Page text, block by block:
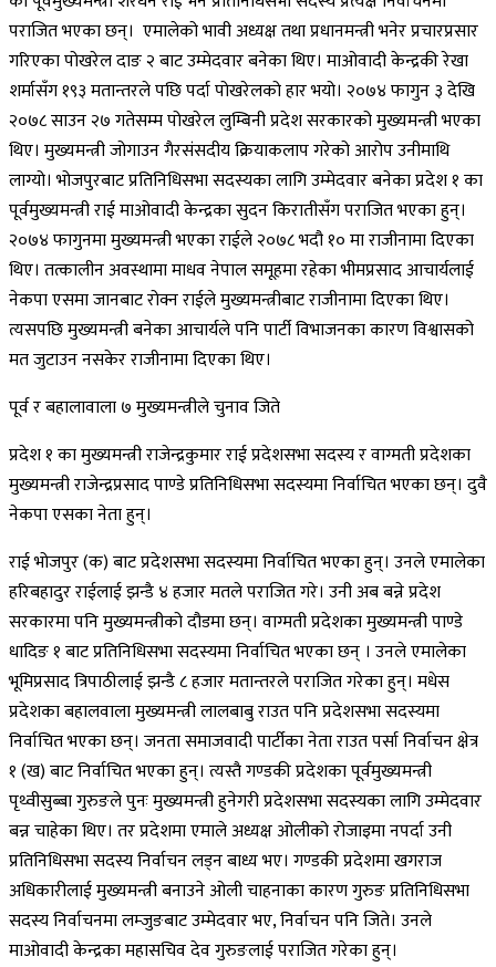
पराजित भएका छन्। एमालेको भावी अध्यक्ष तथा प्रधानमन्त्री भनेर प्रचारप्रसार
गरिएका पोखरेल दाङ २ बाट उम्मेदवार बनेका थिए। माओवादी केन्द्रकी रेखा
शर्मासँग १९३ मतान्तरले पछि पर्दा पोखरेलको हार भयो। २०७४ फागुन ३ देखि
२०७८ साउन २७ गतेसम्म पोखरेल लुम्बिनी प्रदेश सरकारको मुख्यमन्त्री भएका
थिए। मुख्यमन्त्री जोगाउन गैरसंसदीय क्रियाकलाप गरेको आरोप उनीमाथि
लाग्यो। भोजपुरबाट प्रतिनिधिसभा सदस्यका लागि उम्मेदवार बनेका प्रदेश १ का
पूर्वमुख्यमन्त्री राई माओवादी केन्द्रका सुदन किरातीसँग पराजित भएका हुन्।
२०७४ फागुनमा मुख्यमन्त्री भएका राईले २०७८ भदौ १० मा राजीनामा दिएका
थिए। तत्कालीन अवस्थामा माधव नेपाल समूहमा रहेका भीमप्रसाद आचार्यलाई
नेकपा एसमा जानबाट रोक्न राईले मुख्यमन्त्रीबाट राजीनामा दिएका थिए।
त्यसपछि मुख्यमन्त्री बनेका आचार्यले पनि पार्टी विभाजनका कारण विश्वासको
मत जुटाउन नसकेर राजीनामा दिएका थिए।
पूर्व र बहालावाला ७ मुख्यमन्त्रीले चुनाव जिते
प्रदेश १ का मुख्यमन्त्री राजेन्द्रकुमार राई प्रदेशसभा सदस्य र वाग्मती प्रदेशका
मुख्यमन्त्री राजेन्द्रप्रसाद पाण्डे प्रतिनिधिसभा सदस्यमा निर्वाचित भएका छन्। दुवै
नेकपा एसका नेता हुन्।
राई भोजपुर (क) बाट प्रदेशसभा सदस्यमा निर्वाचित भएका हुन्। उनले एमालेका
हरिबहादुर राईलाई झन्डै ४ हजार मतले पराजित गरे। उनी अब बन्ने प्रदेश
सरकारमा पनि मुख्यमन्त्रीको दौडमा छन्। वाग्मती प्रदेशका मुख्यमन्त्री पाण्डे
धादिङ १ बाट प्रतिनिधिसभा सदस्यमा निर्वाचित भएका छन् । उनले एमालेका
भूमिप्रसाद त्रिपाठीलाई झन्डै ८ हजार मतान्तरले पराजित गरेका हुन्। मधेस
प्रदेशका बहालवाला मुख्यमन्त्री लालबाबु राउत पनि प्रदेशसभा सदस्यमा
निर्वाचित भएका छन्। जनता समाजवादी पार्टीका नेता राउत पर्सा निर्वाचन क्षेत्र
१ (ख) बाट निर्वाचित भएका हुन्। त्यस्तै गण्डकी प्रदेशका पूर्वमुख्यमन्त्री
पृथ्वीसुब्बा गुरुङले पुनः मुख्यमन्त्री हुनेगरी प्रदेशसभा सदस्यका लागि उम्मेदवार
बन्न चाहेका थिए। तर प्रदेशमा एमाले अध्यक्ष ओलीको रोजाइमा नपर्दा उनी
प्रतिनिधिसभा सदस्य निर्वाचन लड्न बाध्य भए। गण्डकी प्रदेशमा खगराज
अधिकारीलाई मुख्यमन्त्री बनाउने ओली चाहनाका कारण गुरुङ प्रतिनिधिसभा
सदस्य निर्वाचनमा लम्जुङबाट उम्मेदवार भए, निर्वाचन पनि जिते। उनले
माओवादी केन्द्रका महासचिव देव गुरुङलाई पराजित गरेका हुन्।